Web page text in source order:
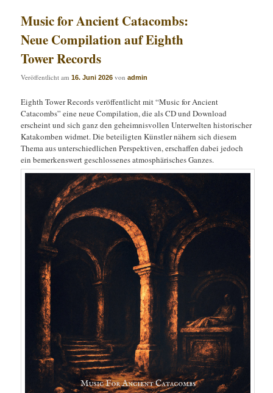
Music for Ancient Catacombs:
Neue Compilation auf Eighth
Tower Records
Veröffentlicht am16. Juni 2026 vonadmin
Eighth Tower Records veröffentlicht mit “Music for Ancient
Catacombs” eine neue Compilation, die als CD und Download
erscheint und sich ganz den geheimnisvollen Unterwelten historischer
Katakomben widmet. Die beteiligten Künstler nähern sich diesem
Thema aus unterschiedlichen Perspektiven, erschaffen dabei jedoch
ein bemerkenswert geschlossenes atmosphärisches Ganzes.